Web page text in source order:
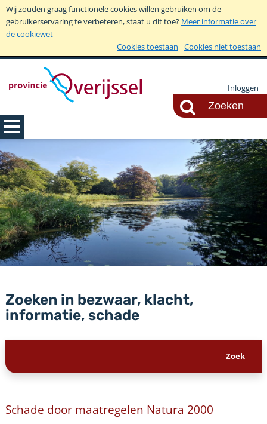
Wij zouden graag functionele cookies willen gebruiken om de
gebruikerservaring te verbeteren, staat u dit toe? Meer informatie over
de cookiewet
Cookies toestaan
Cookies niet toestaan
Inloggen
Zoeken in bezwaar, klacht,
informatie, schade
Schade door maatregelen Natura 2000